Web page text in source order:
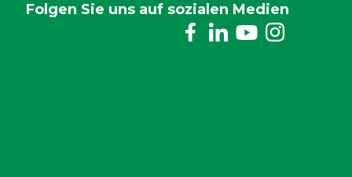
Folgen Sie uns auf sozialen Medien